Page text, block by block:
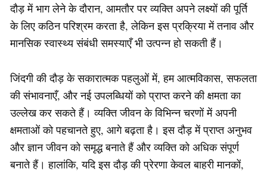
दौड़ में भाग लेने के दौरान, आमतौर पर व्यक्ति अपने लक्ष्यों की पूर्ति
के लिए कठिन परिश्रम करता है, लेकिन इस प्रक्रिया में तनाव और
मानसिक स्वास्थ्य संबंधी समस्याएँ भी उत्पन्न हो सकती हैं।
जिंदगी की दौड़ के सकारात्मक पहलुओं में, हम आत्मविकास, सफलता
की संभावनाएँ, और नई उपलब्धियों को प्राप्त करने की क्षमता का
उल्लेख कर सकते हैं। व्यक्ति जीवन के विभिन्न चरणों में अपनी
क्षमताओं को पहचानते हुए, आगे बढ़ता है। इस दौड़ में प्राप्त अनुभव
और ज्ञान जीवन को समृद्ध बनाते हैं और व्यक्ति को अधिक संपूर्ण
बनाते हैं। हालांकि, यदि इस दौड़ की प्रेरणा केवल बाहरी मानकों,